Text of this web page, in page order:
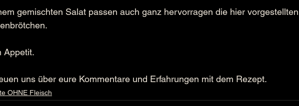
gemischten Salat passen auch ganz hervorragen die hier vorgestellten
Appetit.
uns über eure Kommentare und Erfahrungen mit dem Rezept.
OHNE Fleisch